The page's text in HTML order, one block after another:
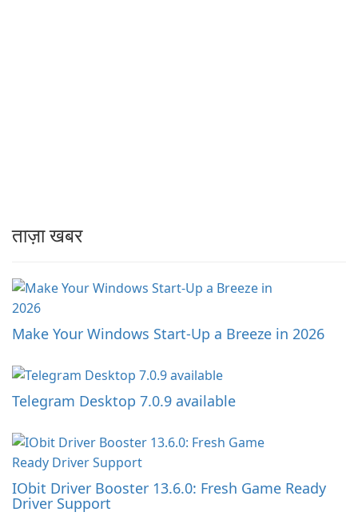
ताज़ा खबर
Make Your Windows Start-Up a Breeze in 2026
Telegram Desktop 7.0.9 available
IObit Driver Booster 13.6.0: Fresh Game Ready
Driver Support